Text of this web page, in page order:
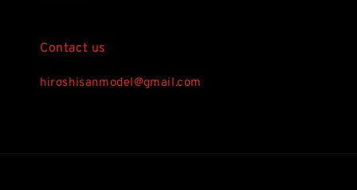
Contact us
hiroshisanmodel@gmail.com